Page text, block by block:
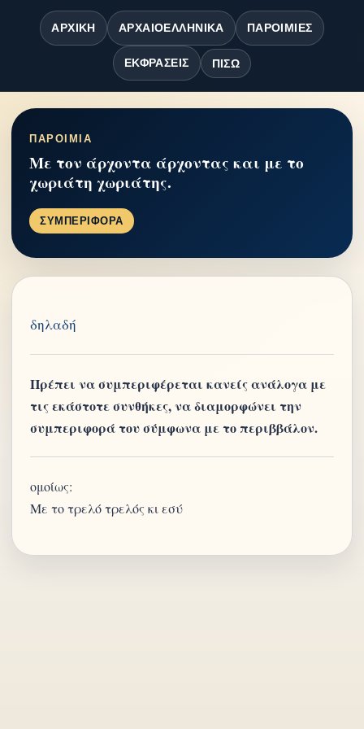
ΑΡΧΙΚΉ ΑΡΧΑΙΟΕΛΛΗΝΙΚΆ ΠΑΡΟΙΜΊΕΣ
ΕΚΦΡΆΣΕΙΣ ΠΊΣΩ
ΠΑΡΟΙΜΙΑ
Με τον άρχοντα άρχοντας και με το
χωριάτη χωριάτης.
ΣΥΜΠΕΡΙΦΟΡΑ
δηλαδή
Πρέπει να συμπεριφέρεται κανείς ανάλογα με
τις εκάστοτε συνθήκες, να διαμορφώνει την
συμπεριφορά του σύμφωνα με το περιββάλον.
ομοίως:
Με το τρελό τρελός κι εσύ